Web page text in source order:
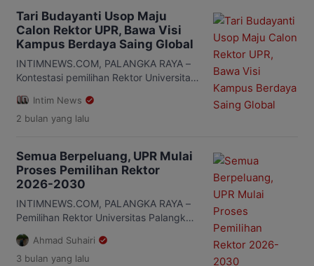
Tari Budayanti Usop Maju
Calon Rektor UPR, Bawa Visi
Kampus Berdaya Saing Global
INTIMNEWS.COM, PALANGKA RAYA –
Kontestasi pemilihan Rektor Universitas
2030 mulai menghadirkan dinamika
baru. Salah satunya ditandai dengan
Fakultas Teknik UPR tersebut resmi
menyerahkan dokumen pendaftaran
pada Selasa (26/5/2026) di Sekretariat
Rektorat UPR. Tari mengatakan dirinya
terpanggil untuk ikut berkontribusi […]
Intim News
2 bulan yang lalu
Semua Berpeluang, UPR Mulai
Proses Pemilihan Rektor
2026-2030
INTIMNEWS.COM, PALANGKA RAYA –
Pemilihan Rektor Universitas Palangka
Raya (UPR) periode 2026-2030 mulai
masuk tahap persiapan. Proses itu
ditandai dengan penyerahan jadwal
Ahmad Suhairi
3 bulan yang lalu